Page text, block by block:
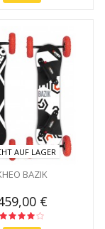
AUF LAGER
BAZIK
€